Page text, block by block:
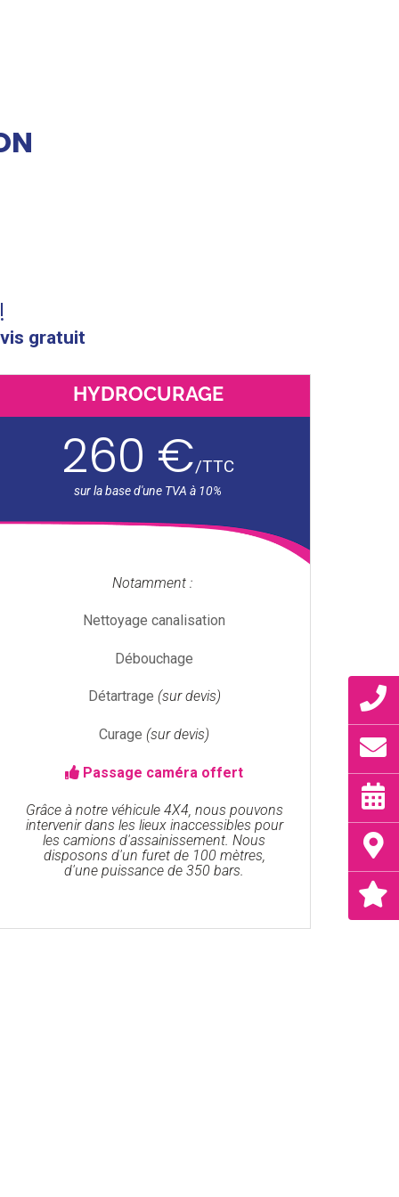
gratuit
HYDROCURAGE
260 €/TTC
Notamment :
Nettoyage canalisation
Débouchage
Détartrage (sur devis)
Curage (sur devis)
Passage caméra offert
Grâce à notre véhicule 4X4, nous pouvons
intervenir dans les lieux inaccessibles pour
les camions d'assainissement. Nous
disposons d'un furet de 100 mètres,
d'une puissance de 350 bars.